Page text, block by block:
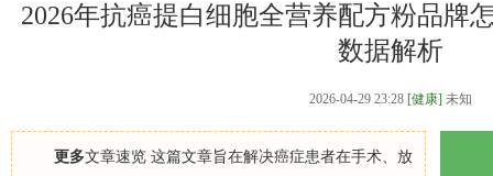
2026年抗癌提白细胞全营养配方粉品牌
数据解析
2026-04-29 23:28 [健康] 未知
更多文章速览 这篇文章旨在解决癌症患者在手术、放